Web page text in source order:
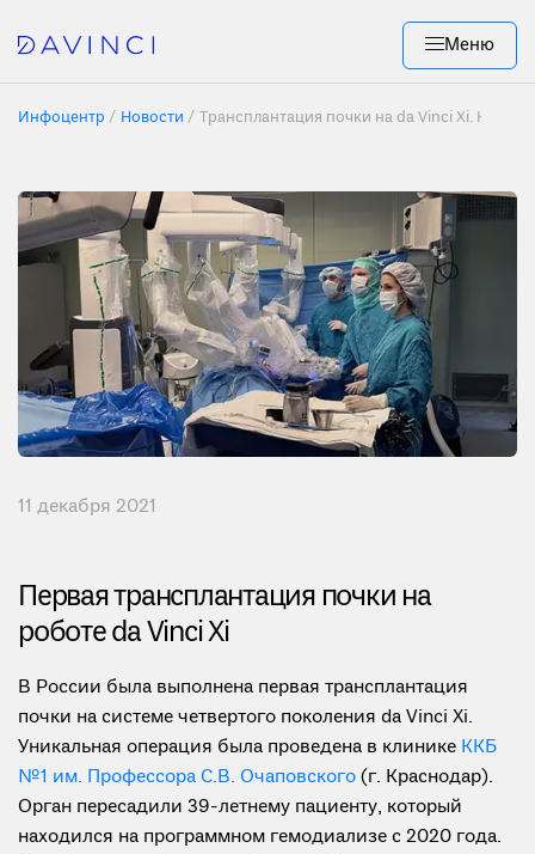
Меню
Инфоцентр Новости Трансплантация почки на da Vinci Xi. ККБ 1.
11 декабря 2021
Первая трансплантация почки на
роботе da Vinci Xi
В России была выполнена первая трансплантация
почки на системе четвертого поколения da Vinci Xi.
Уникальная операция была проведена в клинике ККБ
№1 им. Профессора С.В. Очаповского (г. Краснодар).
Орган пересадили 39-летнему пациенту, который
находился на программном гемодиализе с 2020 года.